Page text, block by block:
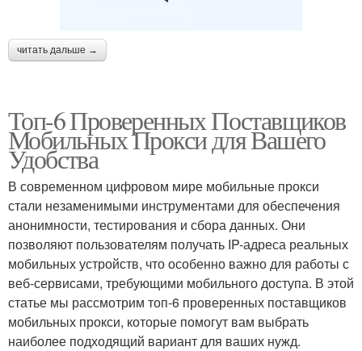
читать дальше →
Топ-6 Проверенных Поставщиков
Мобильных Прокси для Вашего
Удобства
В современном цифровом мире мобильные прокси
стали незаменимыми инструментами для обеспечения
анонимности, тестирования и сбора данных. Они
позволяют пользователям получать IP-адреса реальных
мобильных устройств, что особенно важно для работы с
веб-сервисами, требующими мобильного доступа. В этой
статье мы рассмотрим топ-6 проверенных поставщиков
мобильных прокси, которые помогут вам выбрать
наиболее подходящий вариант для ваших нужд.